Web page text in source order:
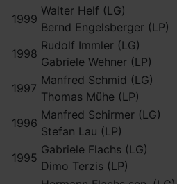
1999
Walter Helf (LG)
Bernd Engelsberger (LP)
1998
Rudolf Immler (LG)
Gabriele Wehner (LP)
1997
Manfred Schmid (LG)
Thomas Mühe (LP)
1996
Manfred Schirmer (LG)
Stefan Lau (LP)
1995
Gabriele Flachs (LG)
Dimo Terzis (LP)